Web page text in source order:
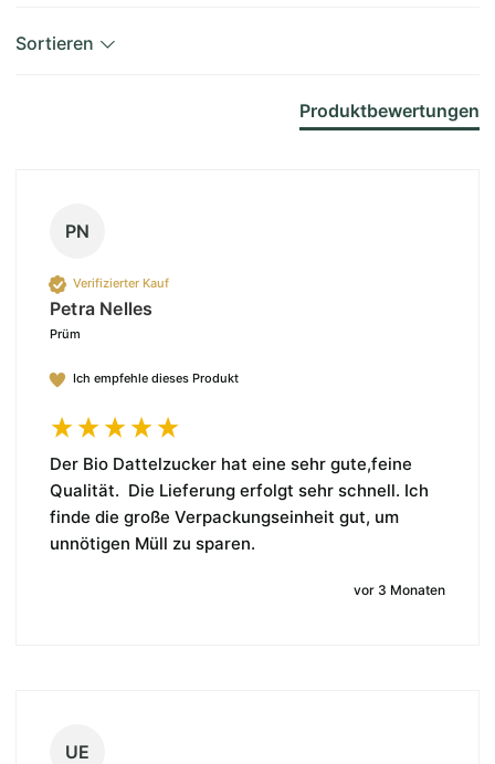
Sortieren
Produktbewertungen
PN
Verifizierter Kauf
Petra Nelles
Prüm
Ich empfehle dieses Produkt
Der Bio Dattelzucker hat eine sehr gute,feine
Qualität.  Die Lieferung erfolgt sehr schnell. Ich
finde die große Verpackungseinheit gut, um
unnötigen Müll zu sparen.
vor 3 Monaten
UE